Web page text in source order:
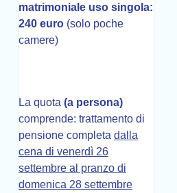
matrimoniale uso singola:
240 euro (solo poche
camere)
La quota (a persona)
comprende: trattamento di
pensione completa dalla
cena di venerdì 26
settembre al pranzo di
domenica 28 settembre